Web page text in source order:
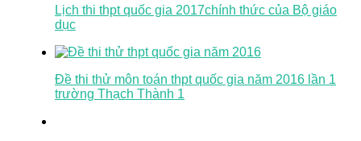
Lịch thi thpt quốc gia 2017chính thức của Bộ giáo
dục
Đề thi thử môn toán thpt quốc gia năm 2016 lần 1
trường Thạch Thành 1